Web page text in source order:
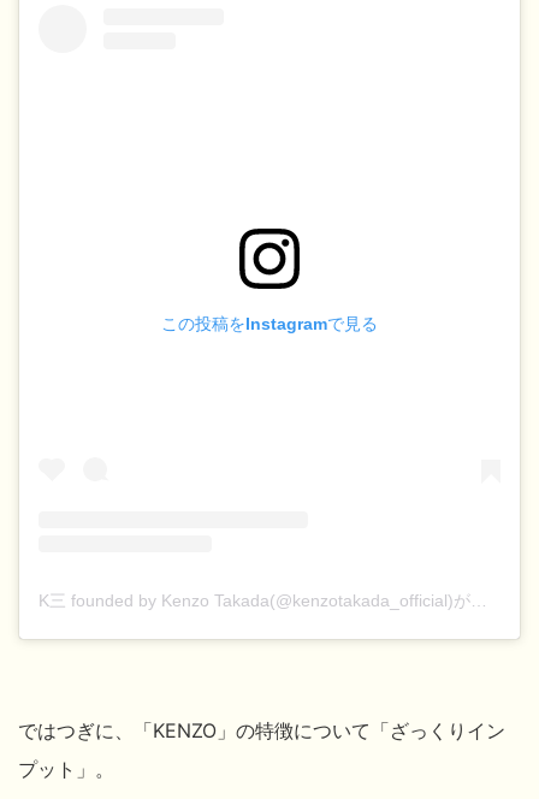
この投稿をInstagramで見る
ではつぎに、「KENZO」の特徴について「ざっくりイン
プット」。